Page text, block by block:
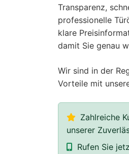
Transparenz,
professionelle
klare
damit Sie genau
Wir sind in der
Vorteile mit
Zahlreiche
unserer
Rufen Sie